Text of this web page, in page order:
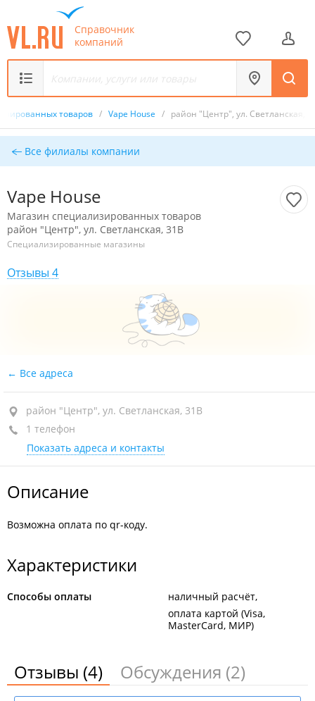
Справочник
компаний
товаров / Vape House / район "Центр", ул. Светланская,
Все филиалы компании
Vape House
Магазин специализированных товаров
район "Центр", ул. Светланская, 31В
Специализированные магазины
Отзывы 4
Все адреса
район "Центр", ул. Светланская, 31В
1 телефон
Показать адреса и контакты
Описание
Возможна оплата по qr-коду.
Характеристики
Способы оплаты
наличный расчёт
оплата картой (Visa,
MasterCard, МИР)
Отзывы (4) Обсуждения (2)